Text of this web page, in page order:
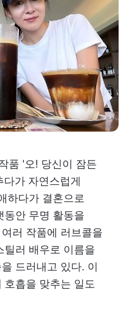
품 '오! 당신이 잠든
가 자연스럽게
하다가 결혼으로
동안 무명 활동을
러 작품에 러브콜을
틸러 배우로 이름을
드러내고 있다. 이
호흡을 맞추는 일도